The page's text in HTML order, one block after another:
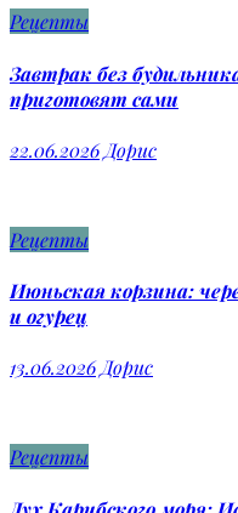
Рецепты
Завтрак без
приготовят сами
22.06.2026 Дорис
Рецепты
Июньская корзина:
и огурец
13.06.2026Дорис
Рецепты